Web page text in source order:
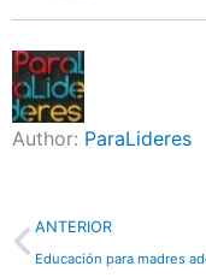
Author: ParaLideres
Previo
ANTERIOR